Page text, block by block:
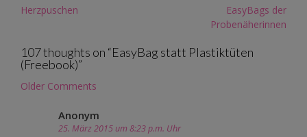
Post
Herzpuschen
EasyBags der
Probenäherinnen
107 thoughts on “EasyBag statt Plastiktüten
(Freebook)”
Comment
navigation
Older Comments
Anonym
25. März 2015 um 8:23 p.m. Uhr